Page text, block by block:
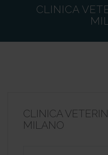
CLINICA
CLINICA
MILANO